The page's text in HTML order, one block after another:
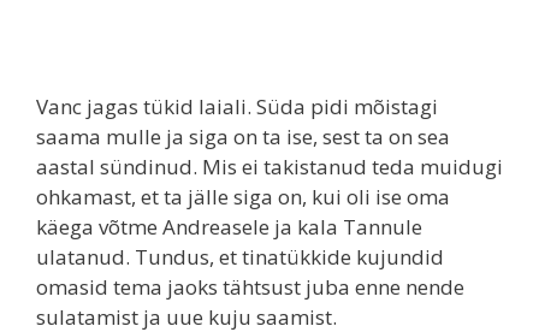
Vanc jagas tükid laiali. Süda pidi mõistagi
saama mulle ja siga on ta ise, sest ta on sea
aastal sündinud. Mis ei takistanud teda muidugi
ohkamast, et ta jälle siga on, kui oli ise oma
käega võtme Andreasele ja kala Tannule
ulatanud. Tundus, et tinatükkide kujundid
omasid tema jaoks tähtsust juba enne nende
sulatamist ja uue kuju saamist.